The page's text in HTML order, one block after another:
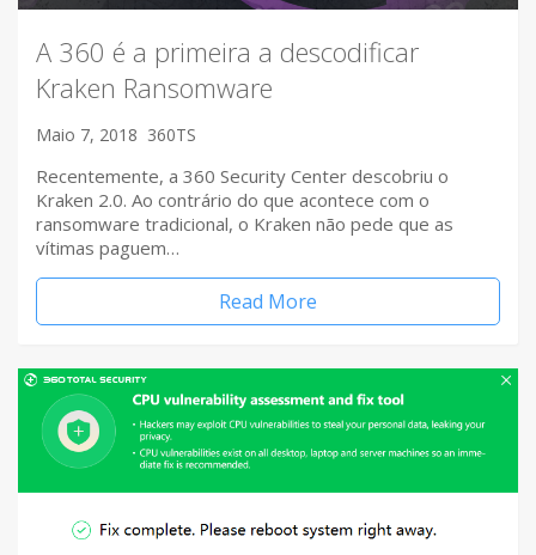
A 360 é a primeira a descodificar
Kraken Ransomware
Maio 7, 2018 360TS
Recentemente, a 360 Security Center descobriu o
Kraken 2.0. Ao contrário do que acontece com o
ransomware tradicional, o Kraken não pede que as
vítimas paguem…
Read More